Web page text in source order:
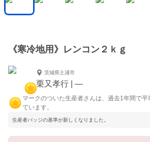
《寒冷地用》レンコン２ｋｇ
茨城県土浦市
栗又孝行 | ―
マークのついた生産者さんは、過去1年間で
ています。
生産者バッジの基準が新しくなりました。